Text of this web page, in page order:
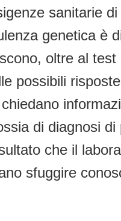
sanitarie
genetica è
oltre al test
possibili
di diagnosi di
che il
sfuggire